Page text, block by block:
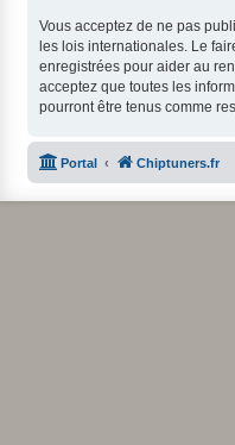
Vous acceptez de ne pas
les lois internationales. Le
enregistrées pour aider au
acceptez que toutes les
pourront être tenus comme
Portal Chiptuners.fr